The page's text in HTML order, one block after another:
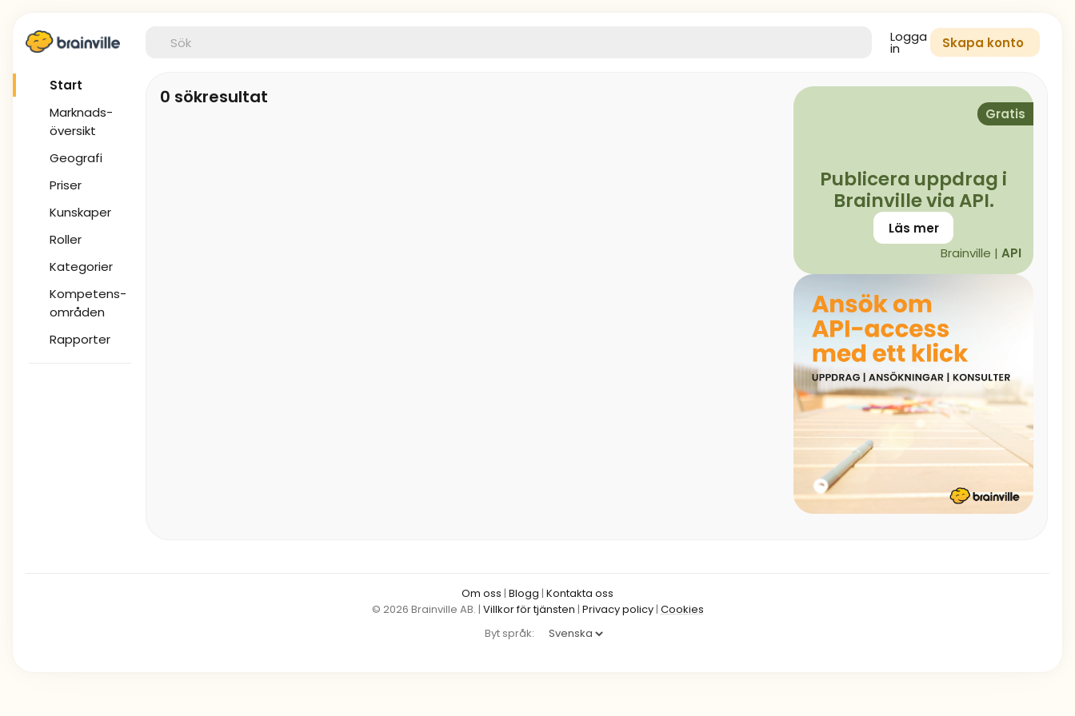
Start
Marknads-
översikt
Geografi
Priser
Kunskaper
Roller
Kategorier
Kompetens-
områden
Rapporter
Logga
in Skapa konto
0 sökresultat
Gratis
Publicera uppdrag i
Brainville via API.
Läs mer
Brainville | API
Om oss | Blogg | Kontakta oss
© 2026 Brainville AB. | Villkor för tjänsten | Privacy policy| Cookies
Byt språk: